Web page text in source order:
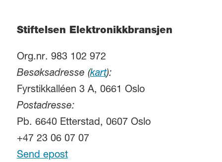
Stiftelsen Elektronikkbransjen
Org.nr. 983 102 972
Besøksadresse (kart):
Fyrstikkalléen 3 A, 0661 Oslo
Postadresse:
Pb. 6640 Etterstad, 0607 Oslo
+47 23 06 07 07
Send epost